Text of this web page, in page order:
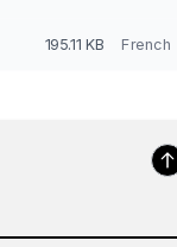
195.11 KB French